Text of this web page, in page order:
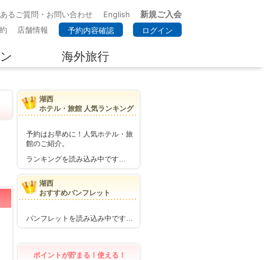
るご質問・お問い合わせ English 新規ご入会
店舗情報 予約内容確認 ログイン
海外旅行
湖西
ホテル・旅館 人気ランキング
予約はお早めに！人気ホテル・旅
館のご紹介。
ランキングを読み込み中です…
湖西
おすすめパンフレット
パンフレットを読み込み中です…
ポイントが貯まる！使える！